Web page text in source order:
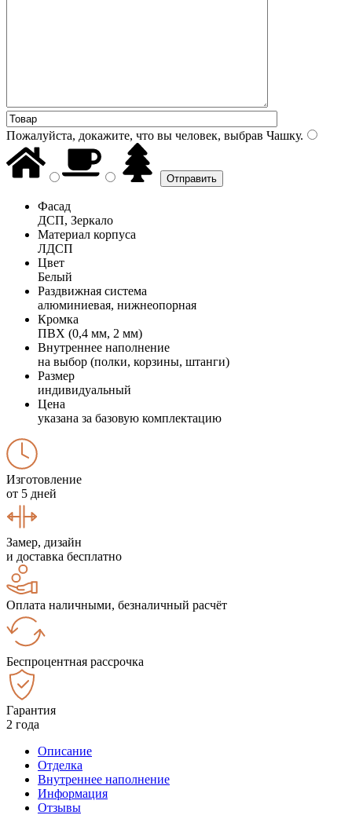
Пожалуйста, докажите, что вы человек, выбрав Чашку.
Фасад
ДСП, Зеркало
Материал корпуса
ЛДСП
Цвет
Белый
Раздвижная система
алюминиевая, нижнеопорная
Кромка
ПВХ (0,4 мм, 2 мм)
Внутреннее наполнение
на выбор (полки, корзины, штанги)
Размер
индивидуальный
Цена
указана за базовую комплектацию
Изготовление
от 5 дней
Замер, дизайн
и доставка бесплатно
Оплата наличными, безналичный расчёт
Беспроцентная рассрочка
Гарантия
2 года
Описание
Отделка
Внутреннее наполнение
Информация
Отзывы